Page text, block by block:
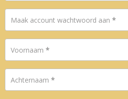
Maak account wachtwoord aan *
Voornaam *
Achternaam *